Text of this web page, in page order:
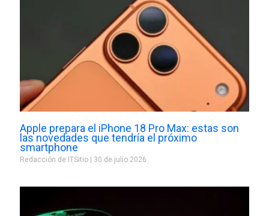
Apple prepara el iPhone 18 Pro Max: estas son
las novedades que tendría el próximo
smartphone
Redacción de ITSitio 30 de julio 2026